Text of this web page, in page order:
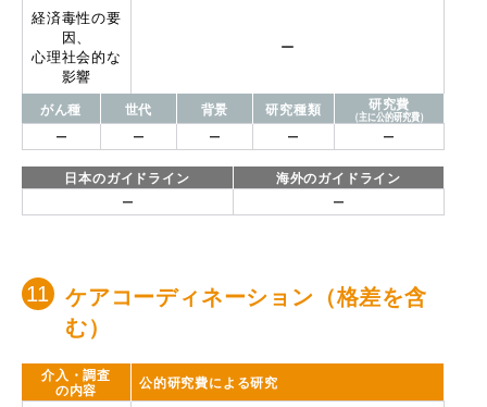
経済毒性の要
因、
心理社会的な
影響
ー
がん種 世代 背景 研究種類 研究費
（主に公的研究費）
ー ー ー ー ー
日本のガイドライン 海外のガイドライン
ー ー
ケアコーディネーション（格差を含
む）
介入・調査
の内容 公的研究費による研究